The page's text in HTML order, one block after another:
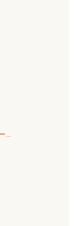
...